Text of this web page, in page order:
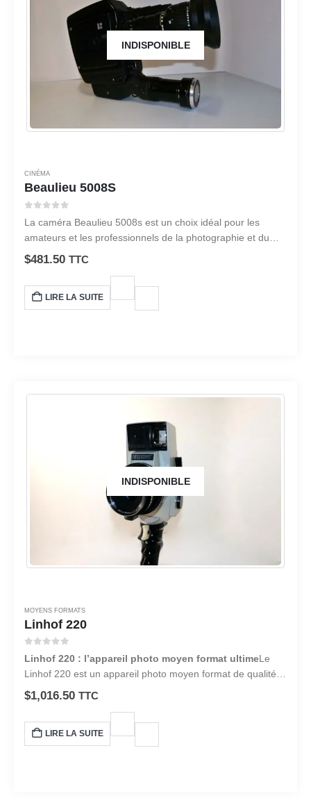
INDISPONIBLE
CINÉMA
Beaulieu 5008S
La caméra Beaulieu 5008s est un choix idéal pour les
amateurs et les professionnels de la photographie et du
cinéma. Avec son objectif Schneider Optivaron 1,4/6-70,
cette caméra offre une qualité d'image exceptionnelle et
une grande flexibilité pour capturer des moments précieux.
$481.50 TTC
LIRE LA SUITE
INDISPONIBLE
MOYENS FORMATS
Linhof 220
Linhof 220 : l’appareil photo moyen format ultimeLe
Linhof 220 est un appareil photo moyen format de qualité
professionnelle qui offre une qualité d’image et une
polyvalence inégalées. Avec sa qualité de fabrication
robuste et son ingénierie précise, cet appareil photo est
conçu pour répondre aux exigences des photographes
professionnels et des passionnés sérieux.
$1,016.50 TTC
LIRE LA SUITE